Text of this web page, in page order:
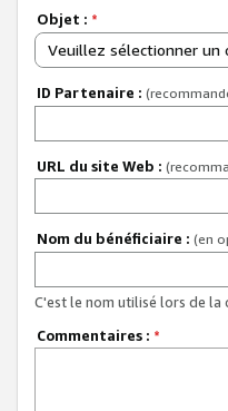
Objet : *
Veuillez sélectionner un
ID Partenaire :
URL du site Web :
Nom du bénéficiaire : (en
C'est le nom utilisé lors de
Commentaires : *